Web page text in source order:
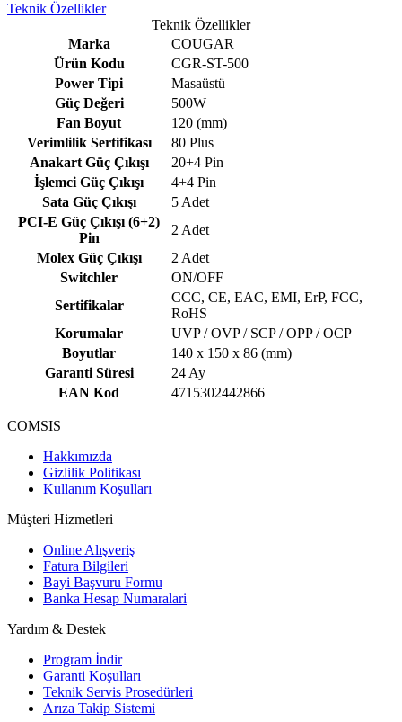
Teknik Özellikler
Teknik Özellikler
Marka
COUGAR
Ürün Kodu
CGR-ST-500
Power Tipi
Masaüstü
Güç Değeri
500W
Fan Boyut
120 (mm)
Verimlilik Sertifikası
80 Plus
Anakart Güç Çıkışı
20+4 Pin
İşlemci Güç Çıkışı
4+4 Pin
Sata Güç Çıkışı
5 Adet
PCI-E Güç Çıkışı (6+2)
Pin
2 Adet
Molex Güç Çıkışı
2 Adet
Switchler
ON/OFF
Sertifikalar
CCC, CE, EAC, EMI, ErP, FCC,
RoHS
Korumalar
UVP / OVP / SCP / OPP / OCP
Boyutlar
140 x 150 x 86 (mm)
Garanti Süresi
24 Ay
EAN Kod
4715302442866
COMSIS
Hakkımızda
Gizlilik Politikası
Kullanım Koşulları
Müşteri Hizmetleri
Online Alışveriş
Fatura Bilgileri
Bayi Başvuru Formu
Banka Hesap Numaralari
Yardım & Destek
Program İndir
Garanti Koşulları
Teknik Servis Prosedürleri
Arıza Takip Sistemi